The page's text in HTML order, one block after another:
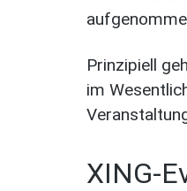
Prinzipiell
im
XING-